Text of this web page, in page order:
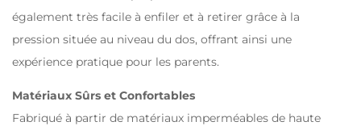
également très facile à enfiler et à retirer grâce à la
pression située au niveau du dos, offrant ainsi une
expérience pratique pour les parents.
Matériaux Sûrs et Confortables
Fabriqué à partir de matériaux imperméables de haute